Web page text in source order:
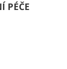
PÉČE